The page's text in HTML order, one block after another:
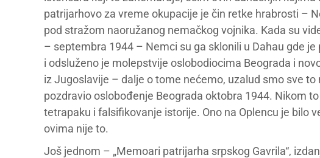
patrijarhovo za vreme okupacije je čin retke hrabrosti –
pod stražom naoružanog nemačkog vojnika. Kada su
– septembra 1944 – Nemci su ga sklonili u Dahau gde
i odsluženo je molepstvije oslobodiocima Beograda i
iz Jugoslavije – dalje o tome nećemo, uzalud smo sve to
pozdravio oslobođenje Beograda oktobra 1944. Nikom
tetrapaku i falsifikovanje istorije. Ono na Oplencu je bilo
ovima nije to.
Još jednom – „Memoari patrijarha srpskog Gavrila“,